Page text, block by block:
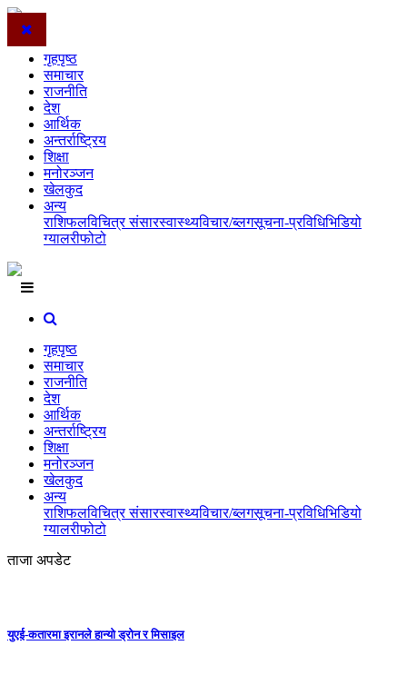
गृहपृष्ठ
समाचार
राजनीति
देश
आर्थिक
अन्तर्राष्ट्रिय
शिक्षा
मनोरञ्जन
खेलकुद
अन्य
राशिफलविचित्र संसारस्वास्थ्यविचार/ब्लगसूचना-प्रविधिभिडियो
ग्यालरीफोटो
गृहपृष्ठ
समाचार
राजनीति
देश
आर्थिक
अन्तर्राष्ट्रिय
शिक्षा
मनोरञ्जन
खेलकुद
अन्य
राशिफलविचित्र संसारस्वास्थ्यविचार/ब्लगसूचना-प्रविधिभिडियो
ग्यालरीफोटो
ताजा अपडेट
युएई-कतारमा इरानले हान्यो ड्रोन र मिसाइल